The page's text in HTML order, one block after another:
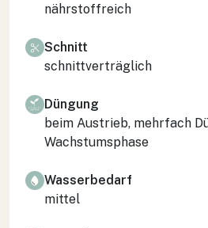
nährstoffreich
Schnitt
schnittverträglich
Düngung
beim Austrieb, mehrfach
Wachstumsphase
Wasserbedarf
mittel